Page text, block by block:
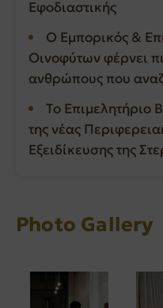
Εφοδιαστικής
Ο Εμπορικός &
Οινοφύτων φέρνει
ανθρώπους που
Το Επιμελητήριο
της νέας
Εξειδίκευσης της
Photo Gallery